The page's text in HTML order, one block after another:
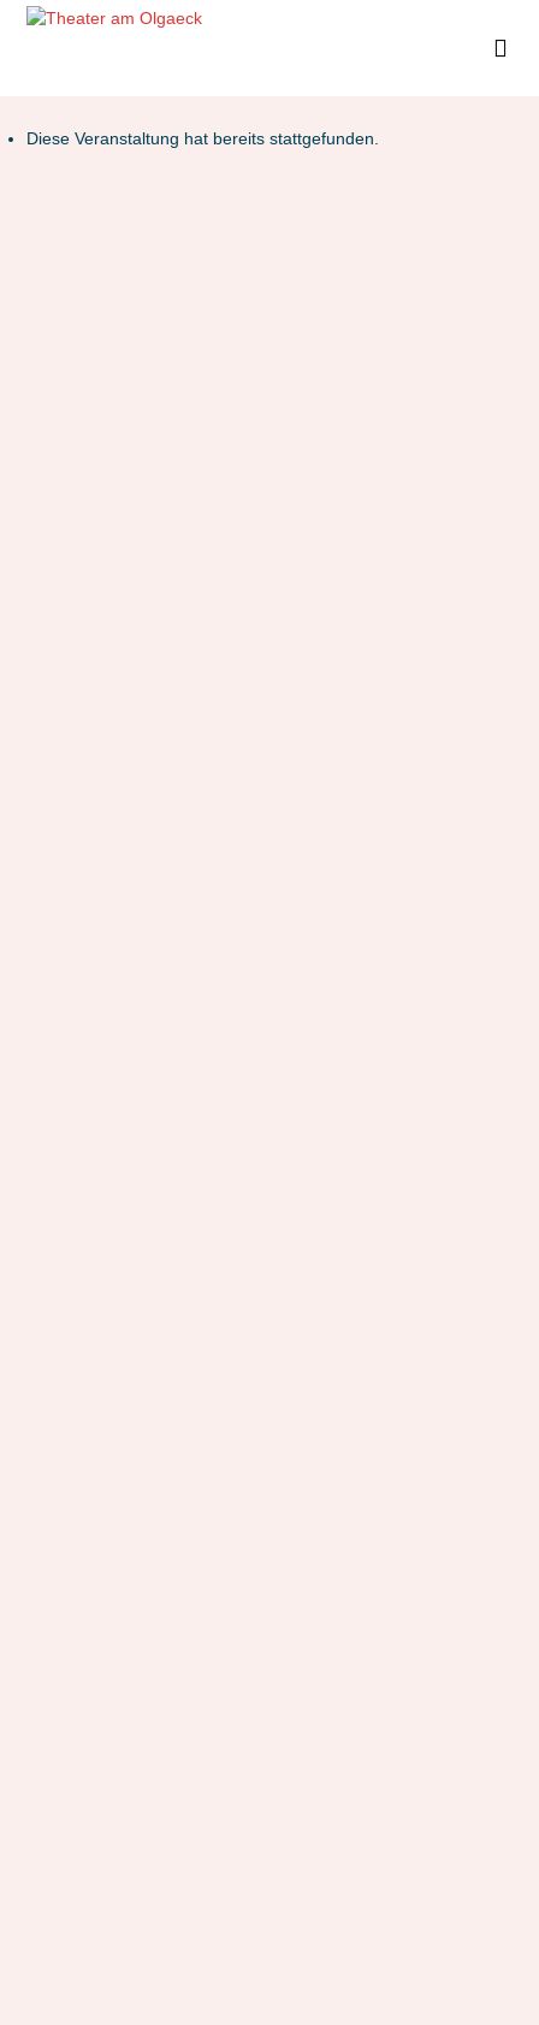
Diese Veranstaltung hat bereits stattgefunden.